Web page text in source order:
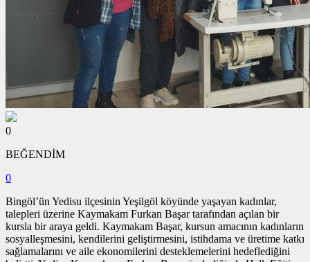
0
BEĞENDİM
0
Bingöl’ün Yedisu ilçesinin Yeşilgöl köyünde yaşayan kadınlar,
talepleri üzerine Kaymakam Furkan Başar tarafından açılan bir
kursla bir araya geldi. Kaymakam Başar, kursun amacının kadınların
sosyalleşmesini, kendilerini geliştirmesini, istihdama ve üretime katkı
sağlamalarını ve aile ekonomilerini desteklemelerini hedeflediğini